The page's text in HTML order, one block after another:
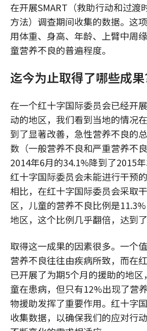
在开展SMART（救助行动和过渡
方法）调查期间收集的数据。这
用体重、身高、年龄、上臂中周
童营养不良的普遍程度。
迄今为止取得了哪些成果
在一个红十字国际委员会已经开
动的地区，我们看到当地的情况
到了显著改善，急性营养不良的
数（一般营养不良和严重营养不
2014年6月的34.1%降到了2015
红十字国际委员会未能进行干预
相比，在红十字国际委员会采取
区，儿童的营养不良比例是
地区，这个比例几乎翻倍，达到了
取得这一成果的因素很多。一个
营养不良往往由疾病所致，而在
已开展了为期5个月的援助的地
童在患病，但只有12%出现了营
物援助发挥了重要作用。红十字
收集数据，以确保我们的应对行